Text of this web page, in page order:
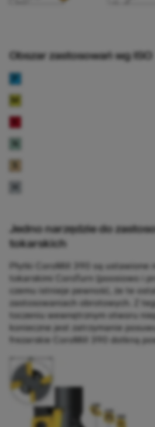
Obszar zastosowań wg ISO
Jedno narzędzie do
tokarskich
Płytki CoroMill 390 są ustawione
tokarskimi CoroTurn (poosiowo i
czemu istnieje pewność, że te
zastosowaniach obrotowych. Z
toczeniu wewnętrznym otworu
konieczne jest zatrzymanie
frezarskie CoroMill 390 dotkną